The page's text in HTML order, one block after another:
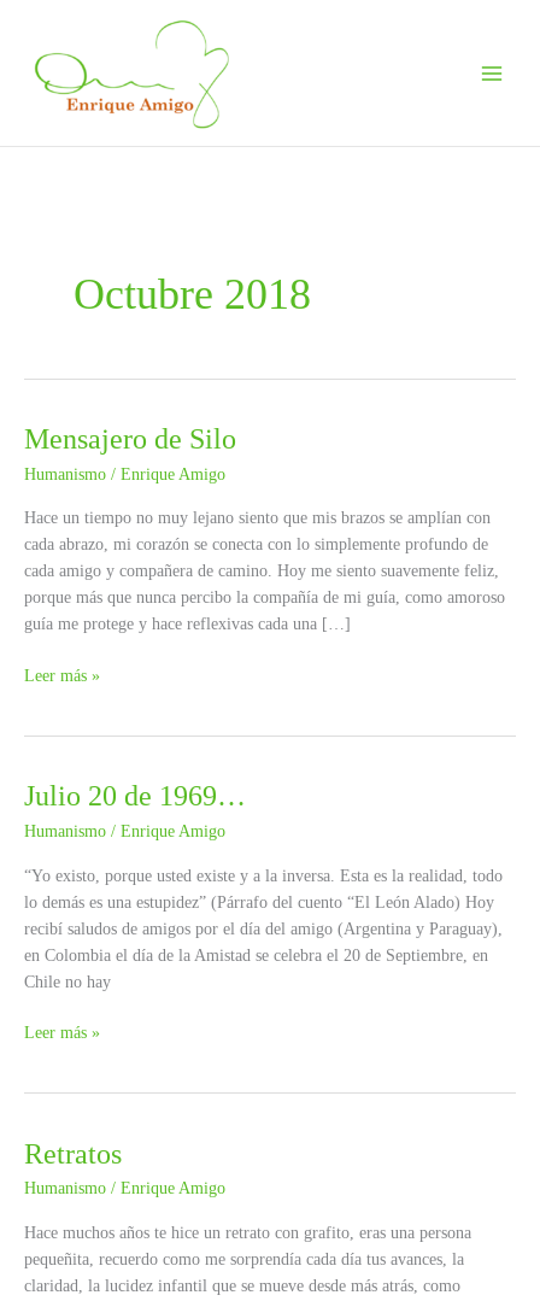
contenido
Octubre 2018
Mensajero de Silo
Humanismo / Enrique Amigo
Hace un tiempo no muy lejano siento que mis brazos se amplían con
cada abrazo, mi corazón se conecta con lo simplemente profundo de
cada amigo y compañera de camino. Hoy me siento suavemente feliz,
porque más que nunca percibo la compañía de mi guía, como amoroso
guía me protege y hace reflexivas cada una […]
Mensajero
Leer más »
Julio 20 de 1969…
Humanismo / Enrique Amigo
“Yo existo, porque usted existe y a la inversa. Esta es la realidad, todo
lo demás es una estupidez” (Párrafo del cuento “El León Alado) Hoy
recibí saludos de amigos por el día del amigo (Argentina y Paraguay),
en Colombia el día de la Amistad se celebra el 20 de Septiembre, en
Chile no hay
Julio
Leer más »
Retratos
Humanismo / Enrique Amigo
Hace muchos años te hice un retrato con grafito, eras una persona
pequeñita, recuerdo como me sorprendía cada día tus avances, la
claridad, la lucidez infantil que se mueve desde más atrás, como